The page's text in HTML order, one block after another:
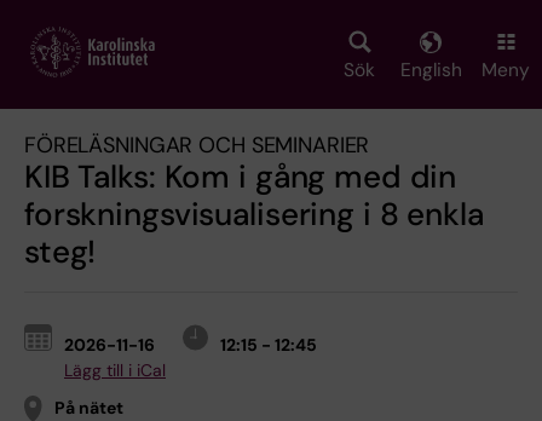
main
Sök English Meny
FÖRELÄSNINGAR OCH SEMINARIER
KIB Talks: Kom i gång med din
forskningsvisualisering i 8 enkla
steg!
2026-11-16
12:15 - 12:45
Lägg till i iCal
På nätet